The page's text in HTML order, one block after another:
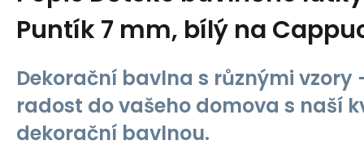
Puntík 7 mm, bílý na
Dekorační bavlna s různými vzory
radost do vašeho domova s naší
dekorační bavlnou.